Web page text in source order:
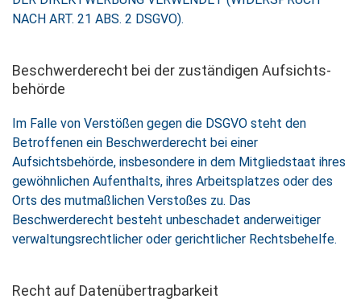
NACH ART. 21 ABS. 2 DSGVO).
Beschwerde­recht bei der zuständigen Aufsichts­
behörde
Im Falle von Verstößen gegen die DSGVO steht den
Betroffenen ein Beschwerderecht bei einer
Aufsichtsbehörde, insbesondere in dem Mitgliedstaat ihres
gewöhnlichen Aufenthalts, ihres Arbeitsplatzes oder des
Orts des mutmaßlichen Verstoßes zu. Das
Beschwerderecht besteht unbeschadet anderweitiger
verwaltungsrechtlicher oder gerichtlicher Rechtsbehelfe.
Recht auf Daten­übertrag­barkeit